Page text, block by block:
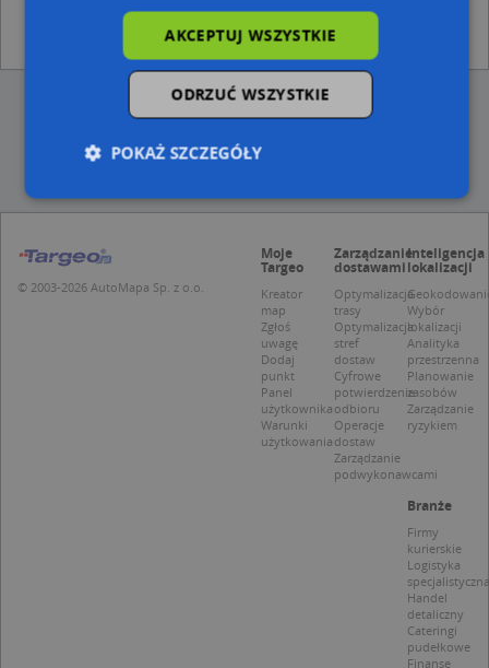
Goczałkowice-Zdrój, Zimowa 25, Ulica (43-230) (→ 97 m)
Goczałkowice-Zdrój, Szkolna 82d, Ulica (43-230)
© 2003-2026 AutoMapa Sp. z o.o.
Moje
Targeo
Kreator
map
Zgłoś
uwagę
Dodaj
punkt
Panel
użytkownika
Warunki
użytkowania
Zarządzanie
dostawami
Optymalizacja
trasy
Optymalizacja
stref
dostaw
Cyfrowe
potwierdzenie
odbioru
Operacje
dostaw
Zarządzanie
podwykonawcami
Inteligencja
lokalizacji
Wybór
lokalizacji
Analityka
przestrzenna
Planowanie
zasobów
Zarządzanie
ryzykiem
Branże
Firmy
kurierskie
Logistyka
specjalistyczna
Handel
detaliczny
Cateringi
pudełkowe
Finanse
AKCEPTUJ WSZYSTKIE
ODRZUĆ WSZYSTKIE
POKAŻ SZCZEGÓŁY
Niesklasyfikowane
Niezbędne pliki cookie umożliwiają korzystanie z
podstawowych funkcji strony internetowej, takich
jak logowanie użytkownika i zarządzanie kontem.
Bez niezbędnych plików cookie nie można
prawidłowo korzystać ze strony internetowej.
Provider/
Domena
Okres
przechowywania
Sesja
1 rok 1 miesiąc